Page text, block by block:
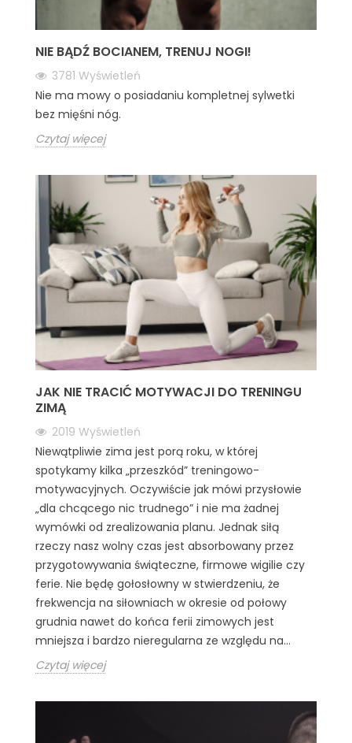
NIE BĄDŹ BOCIANEM, TRENUJ NOGI!
3781 Wyświetleń
Nie ma mowy o posiadaniu kompletnej sylwetki
bez mięśni nóg.
Czytaj więcej
JAK NIE TRACIĆ MOTYWACJI DO TRENINGU
ZIMĄ
2019 Wyświetleń
Niewątpliwie zima jest porą roku, w której
spotykamy kilka „przeszkód” treningowo-
motywacyjnych. Oczywiście jak mówi przysłowie
„dla chcącego nic trudnego” i nie ma żadnej
wymówki od zrealizowania planu. Jednak siłą
rzeczy nasz wolny czas jest absorbowany przez
przygotowywania świąteczne, firmowe wigilie czy
ferie. Nie będę gołosłowny w stwierdzeniu, że
frekwencja na siłowniach w okresie od połowy
grudnia nawet do końca ferii zimowych jest
mniejsza i bardzo nieregularna ze względu na...
Czytaj więcej